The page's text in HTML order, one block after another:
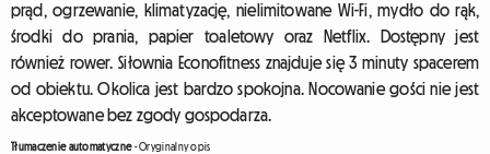
prąd, ogrzewanie, klimatyzację, nielimitowane Wi-Fi, mydło do rąk,
środki do prania, papier toaletowy oraz Netflix. Dostępny jest
również rower. Siłownia Econofitness znajduje się 3 minuty spacerem
od obiektu. Okolica jest bardzo spokojna. Nocowanie gości nie jest
akceptowane bez zgody gospodarza.
Tłumaczenie automatyczne-Oryginalny opis